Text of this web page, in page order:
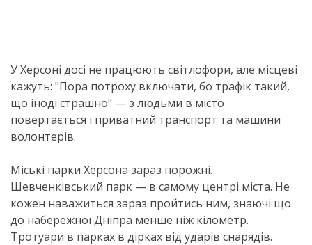
У Херсоні досі не працюють світлофори, але місцеві
кажуть: "Пора потроху включати, бо трафік такий,
що іноді страшно" — з людьми в місто
повертається і приватний транспорт та машини
волонтерів.
Міські парки Херсона зараз порожні.
Шевченківський парк — в самому центрі міста. Не
кожен наважиться зараз пройтись ним, знаючі що
до набережної Дніпра менше ніж кілометр.
Тротуари в парках в дірках від ударів снарядів.